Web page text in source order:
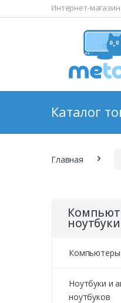
Интернет-
Каталог
Главная
ноутбуки
Компьютеры
Ноутбуки и
ноутбуков